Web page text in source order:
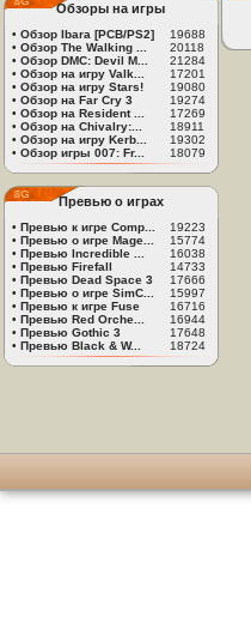
Обзоры на игры
• Обзор Ibara [PCB/PS2]
19688
• Обзор The Walking ...
20118
• Обзор DMC: Devil M...
21284
• Обзор на игру Valk...
17201
• Обзор на игру Stars!
19080
• Обзор на Far Cry 3
19274
• Обзор на Resident ...
17269
• Обзор на Chivalry:...
18911
• Обзор на игру Kerb...
19302
• Обзор игры 007: Fr... 18079
Превью о играх
• Превью к игре Comp...
19223
• Превью о игре Mage...
15774
• Превью Incredible ...
16038
• Превью Firefall
14733
• Превью Dead Space 3
17666
• Превью о игре SimC...
15997
• Превью к игре Fuse
16716
• Превью Red Orche...
16944
• Превью Gothic 3
17648
• Превью Black & W... 18724